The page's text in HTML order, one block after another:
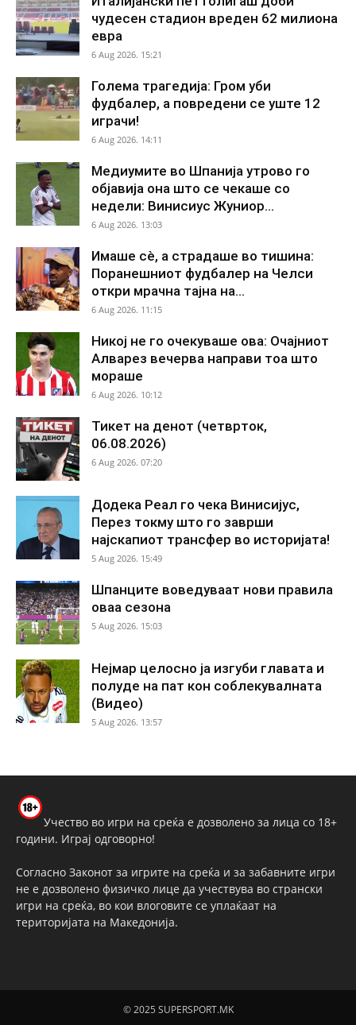
чудесен стадион вреден 62 милиона
евра
6 Aug 2026. 15:21
Голема трагедија: Гром уби
фудбалер, а повредени се уште 12
играчи!
6 Aug 2026. 14:11
Медиумите во Шпанија утрово го
објавија она што се чекаше со
недели: Винисиус Жуниор...
6 Aug 2026. 13:03
Имаше сè, а страдаше во тишина:
Поранешниот фудбалер на Челси
откри мрачна тајна на...
6 Aug 2026. 11:15
Никој не го очекуваше ова: Очајниот
Алварез вечерва направи тоа што
мораше
6 Aug 2026. 10:12
Тикет на денот (четврток,
06.08.2026)
6 Aug 2026. 07:20
Додека Реал го чека Винисијус,
Перез токму што го заврши
најскапиот трансфер во историјата!
5 Aug 2026. 15:49
Шпанците воведуваат нови правила
оваа сезона
5 Aug 2026. 15:03
Нејмар целосно ја изгуби главата и
полуде на пат кон соблекувалната
(Видео)
5 Aug 2026. 13:57
Учество во игри на среќа е дозволено за лица со 18+
години. Играј одговорно!
Согласно Законот за игрите на среќа и за забавните игри
не е дозволено физичко лице да учествува во странски
игри на среќа, во кои влоговите се уплаќаат на
територијата на Македонија.
© 2025 SUPERSPORT.MK